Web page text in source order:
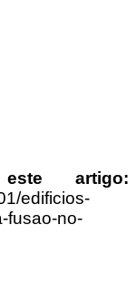
artigo:
edificios-
fusao-no-